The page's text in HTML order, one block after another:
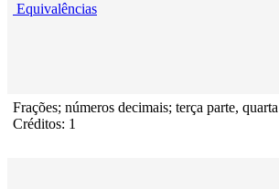
Equivalências
Frações; números decimais; terça parte,
Créditos: 1